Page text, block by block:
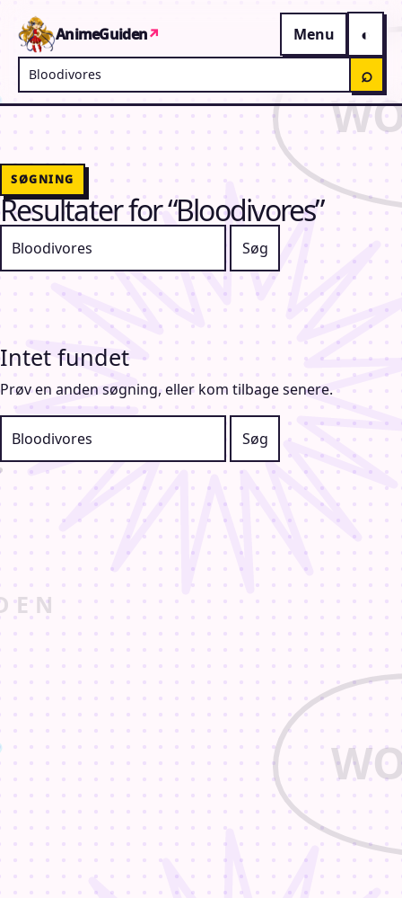
AnimeGuiden↗
Menu
Søg på AnimeGuiden
⌕
SØGNING
Resultater for “Bloodivores”
Intet fundet
Prøv en anden søgning, eller kom tilbage senere.